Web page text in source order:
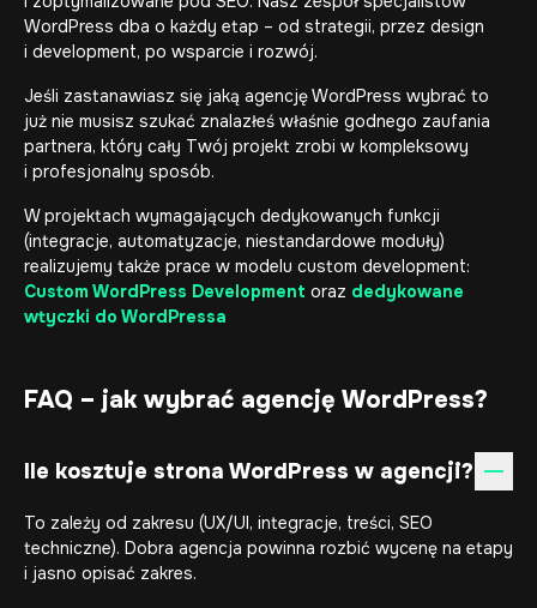
WordPress dba o każdy etap – od strategii, przez design
i development, po wsparcie i rozwój.
Jeśli zastanawiasz się jaką agencję WordPress wybrać to
już nie musisz szukać znalazłeś właśnie godnego zaufania
partnera, który cały Twój projekt zrobi w kompleksowy
i profesjonalny sposób.
W projektach wymagających dedykowanych funkcji
(integracje, automatyzacje, niestandardowe moduły)
realizujemy także prace w modelu custom development:
Custom WordPress Development oraz dedykowane
wtyczki do WordPressa
FAQ – jak wybrać agencję WordPress?
Ile kosztuje strona WordPress w agencji?
To zależy od zakresu (UX/UI, integracje, treści, SEO
techniczne). Dobra agencja powinna rozbić wycenę na etapy
i jasno opisać zakres.